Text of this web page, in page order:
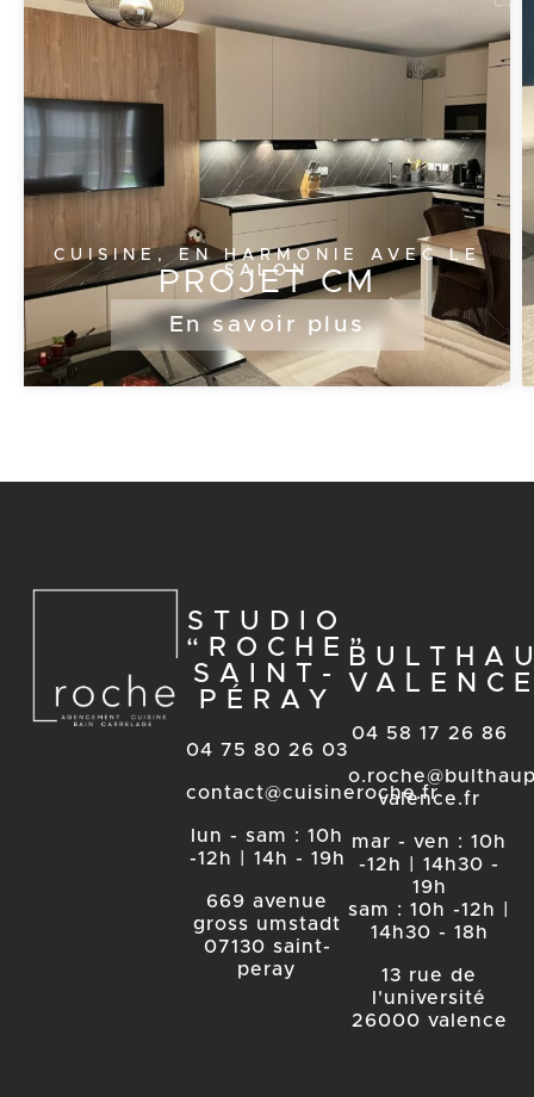
CUISINE, EN HARMONIE AVEC LE
SALON
PROJET CM
En savoir plus
STUDIO
“ROCHE”
SAINT-
PÉRAY
04 75 80 26 03
contact@cuisineroche.fr
lun - sam : 10h
-12h | 14h - 19h
669 avenue
gross umstadt
07130 saint-
peray
04 58 17 26 86
valence.fr
mar - ven : 10h
-12h | 14h30 -
19h
sam : 10h -12h |
14h30 - 18h
13 rue de
l'université
26000 valence